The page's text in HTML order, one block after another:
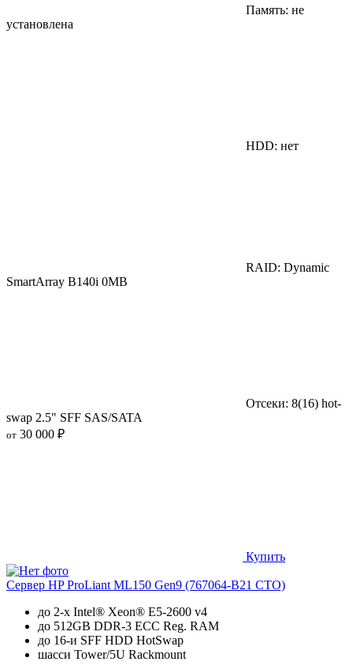
Память: не
установлена
HDD: нет
RAID: Dynamic
SmartArray B140i 0MB
Отсеки: 8(16) hot-
swap 2.5" SFF SAS/SATA
от 30 000 ₽
Купить
Сервер HP ProLiant ML150 Gen9 (767064-B21 CTO)
до 2-х Intel® Xeon® E5-2600 v4
до 512GB DDR-3 ECC Reg. RAM
до 16-и SFF HDD HotSwap
шасси Tower/5U Rackmount